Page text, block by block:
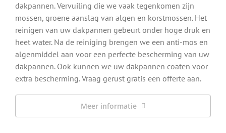
dakpannen. Vervuiling die we vaak tegenkomen zijn
mossen, groene aanslag van algen en korstmossen. Het
reinigen van uw dakpannen gebeurt onder hoge druk en
heet water. Na de reiniging brengen we een anti-mos en
algenmiddel aan voor een perfecte bescherming van uw
dakpannen. Ook kunnen we uw dakpannen coaten voor
extra bescherming. Vraag gerust gratis een offerte aan.
Meer informatie